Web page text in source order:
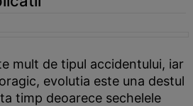
mult de tipul accidentului, iar
evolutia este una destul
timp deoarece sechelele